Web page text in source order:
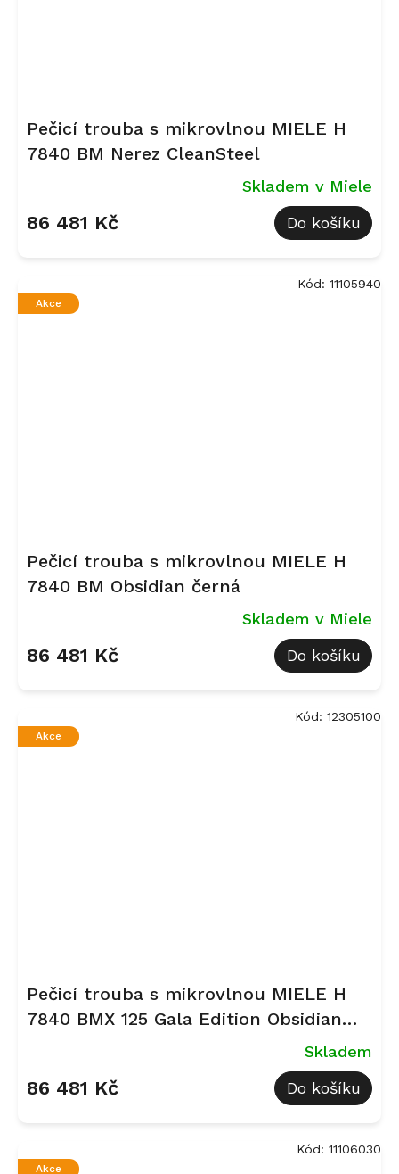
Pečicí trouba s mikrovlnou MIELE H
7840 BM Nerez CleanSteel
Skladem v Miele
86 481 Kč Do košíku
Akce
Pečicí trouba s mikrovlnou MIELE H
7840 BM Obsidian černá
Skladem v Miele
86 481 Kč Do košíku
Kód: 11105940
Akce
Pečicí trouba s mikrovlnou MIELE H
7840 BMX 125 Gala Edition Obsidian
Skladem
86 481 Kč Do košíku
Kód: 12305100
Akce
Kód: 11106030